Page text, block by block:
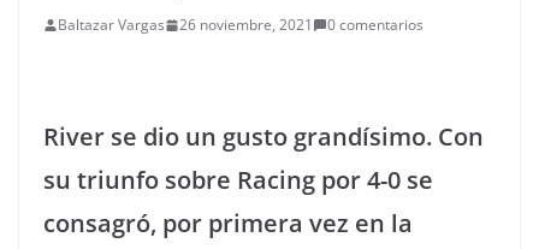
Baltazar Vargas 26 noviembre, 2021 0 comentarios
River se dio un gusto grandísimo. Con
su triunfo sobre Racing por 4-0 se
consagró, por primera vez en la